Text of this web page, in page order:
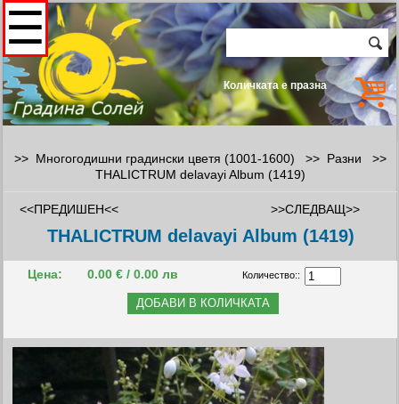
Количката е празна
☰
>> Многогодишни градински цветя (1001-1600) >> Разни >>
THALICTRUM delavayi Album (1419)
<<ПРЕДИШЕН<< >>СЛЕДВАЩ>>
THALICTRUM delavayi Album (1419)
Цена: 0.00 € / 0.00 лв Количество::